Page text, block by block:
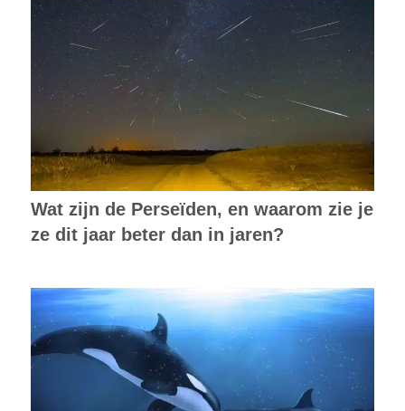
Wat zijn de Perseïden, en waarom zie je
ze dit jaar beter dan in jaren?